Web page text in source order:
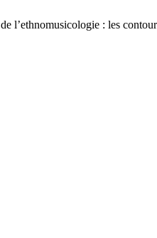
l’ethnomusicologie : les